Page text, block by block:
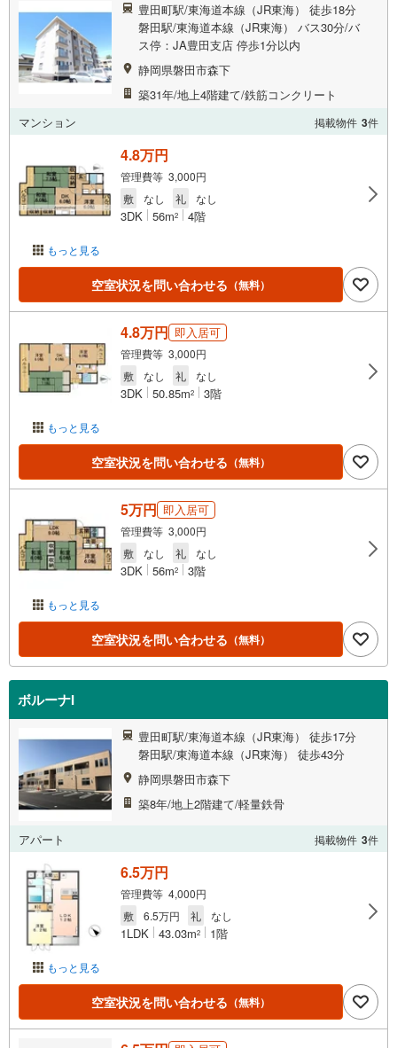
豊田町駅/東海道本線（JR東海） 徒歩18分
磐田駅/東海道本線（JR東海） バス30分/バ
ス停：JA豊田支店 停歩1分以内
静岡県磐田市森下
築31年/地上4階建て/鉄筋コンクリート
マンション
掲載物件 3件
もっと見る
4.8万円
管理費等 3,000円
敷
なし 礼 なし
3DK 56m2 4階
空室状況を問い合わせる （無料）
もっと見る
4.8万円 即入居可
管理費等 3,000円
敷
なし 礼 なし
3DK 50.85m2 3階
空室状況を問い合わせる （無料）
もっと見る
5万円 即入居可
管理費等 3,000円
敷
なし 礼 なし
3DK 56m2 3階
空室状況を問い合わせる （無料）
ボルーナI
豊田町駅/東海道本線（JR東海） 徒歩17分
磐田駅/東海道本線（JR東海） 徒歩43分
静岡県磐田市森下
築8年/地上2階建て/軽量鉄骨
アパート 掲載物件 3件
もっと見る
6.5万円
管理費等 4,000円
敷
6.5万円 礼 なし
1LDK 43.03m2 1階
空室状況を問い合わせる （無料）